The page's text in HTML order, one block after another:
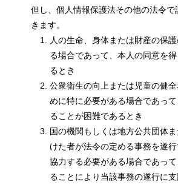
但し、個人情報保護法その他の法令で
きます。
人の生命、身体または財産の保
る場合であって、本人の同意を
るとき
公衆衛生の向上または児童の健
めに特に必要がある場合であっ
ることが困難であるとき
国の機関もしくは地方公共団体
けた者が法令の定める事務を遂
協力する必要がある場合であっ
ることにより当該事務の遂行に